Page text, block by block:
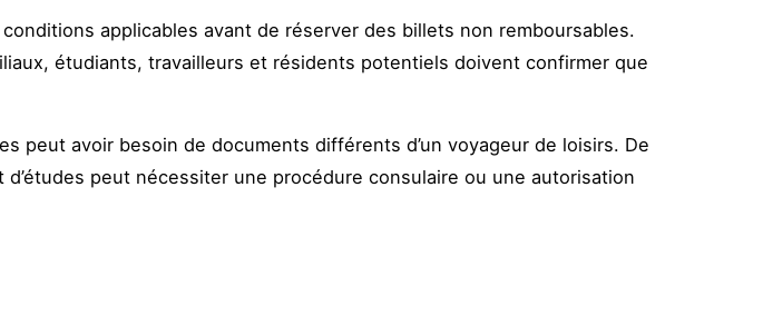
applicables avant de réserver des billets non remboursables.
étudiants, travailleurs et résidents potentiels doivent confirmer que
peut avoir besoin de documents différents d’un voyageur de loisirs. De
peut nécessiter une procédure consulaire ou une autorisation